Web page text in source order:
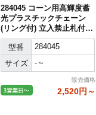
284045 コーン用高輝度蓄
光プラスチックチェーン
(リング付) 立入禁止札付 C
HB-S-YL 長さ2m
型番
284045
サイズ
-～
販売価格
2,520円～